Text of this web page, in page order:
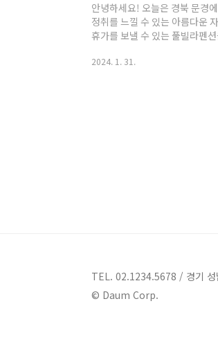
안녕하세요! 오늘은 경북 문경
정취를 느낄 수 있는 아름다운
휴가를 보낼 수 있는 풀빌라펜
: 충북 괴산군 칠성면 쌍곡로
2024. 1. 31.
TEL. 02.1234.5678 / 경기 성
© Daum Corp.